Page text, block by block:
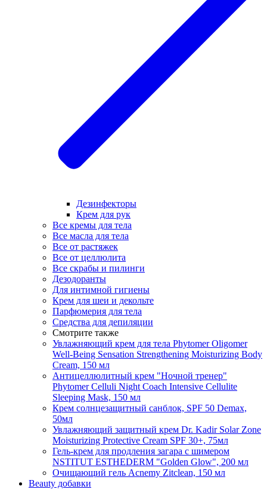
Дезинфекторы
Крем для рук
Все кремы для тела
Все масла для тела
Все от растяжек
Все от целлюлита
Все скрабы и пилинги
Дезодоранты
Для интимной гигиены
Крем для шеи и декольте
Парфюмерия для тела
Средства для депиляции
Смотрите также
Увлажняющий крем для тела Phytomer Oligomer
Well-Being Sensation Strengthening Moisturizing Body
Cream, 150 мл
Антицеллюлитный крем "Ночной тренер"
Phytomer Celluli Night Coach Intensive Cellulite
Sleeping Mask, 150 мл
Крем солнцезащитный санблок, SPF 50 Demax,
50мл
Увлажняющий защитный крем Dr. Kadir Solar Zone
Moisturizing Protective Cream SPF 30+, 75мл
Гель-крем для продления загара с шимером
NSTITUT ESTHEDERM "Golden Glow", 200 мл
Очищающий гель Acnemy Zitclean, 150 мл
Beauty добавки